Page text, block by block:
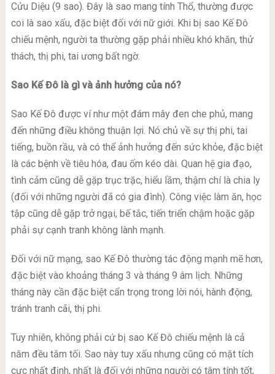
Cửu Diệu (9 sao). Đây là sao mang tính Thổ, thường được
coi là sao xấu, đặc biệt đối với nữ giới. Khi bị sao Kế Đô
chiếu mệnh, người ta thường gặp phải nhiều khó khăn, thử
thách, thị phi, tai ương bất ngờ.
Sao Kế Đô là gì và ảnh hưởng của nó?
Sao Kế Đô được ví như một đám mây đen che phủ, mang
đến những điều không thuận lợi. Nó chủ về sự thị phi, tai
tiếng, buồn rầu, và có thể ảnh hưởng đến sức khỏe, đặc biệt
là các bệnh về tiêu hóa, đau ốm kéo dài. Quan hệ gia đạo,
tình cảm cũng dễ gặp trục trặc, hiểu lầm, thậm chí là chia ly
(đối với những người đã có gia đình). Công việc làm ăn, học
tập cũng dễ gặp trở ngại, bế tắc, tiến triển chậm hoặc gặp
phải sự cạnh tranh không lành mạnh.
Đối với nữ mạng, sao Kế Đô thường tác động mạnh mẽ hơn,
đặc biệt vào khoảng tháng 3 và tháng 9 âm lịch. Những
tháng này cần đặc biệt cẩn trọng trong lời nói, hành động,
tránh tranh cãi, thị phi.
Tuy nhiên, không phải cứ bị sao Kế Đô chiếu mệnh là cả
năm đều tăm tối. Sao này tuy xấu nhưng cũng có mặt tích
cực nhất định, nhất là đối với những người có tâm tính tốt,